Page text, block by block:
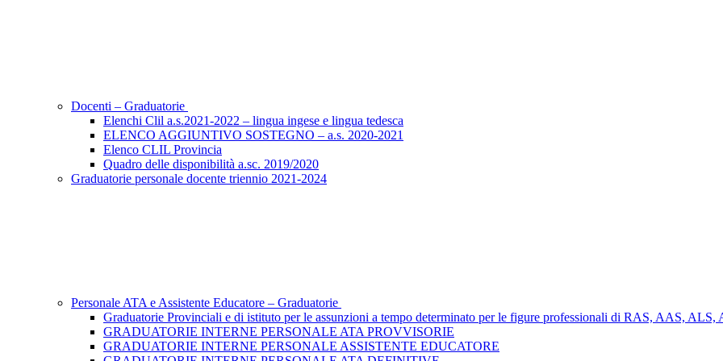
Docenti – Graduatorie
Elenchi Clil a.s.2021-2022 – lingua ingese e lingua tedesca
ELENCO AGGIUNTIVO SOSTEGNO – a.s. 2020-2021
Elenco CLIL Provincia
Quadro delle disponibilità a.sc. 2019/2020
Graduatorie personale docente triennio 2021-2024
Personale ATA e Assistente Educatore – Graduatorie
Graduatorie Provinciali e di istituto per le assunzioni a tempo determinato per le figure professionali di RAS, AAS, ALS,
GRADUATORIE INTERNE PERSONALE ATA PROVVISORIE
GRADUATORIE INTERNE PERSONALE ASSISTENTE EDUCATORE